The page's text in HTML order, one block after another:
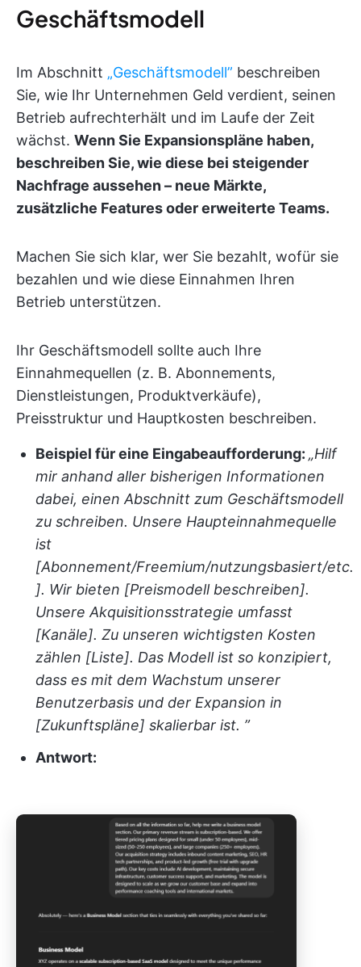
Geschäftsmodell
Im Abschnitt „Geschäftsmodell” beschreiben
Sie, wie Ihr Unternehmen Geld verdient, seinen
Betrieb aufrechterhält und im Laufe der Zeit
wächst. Wenn Sie Expansionspläne haben,
beschreiben Sie, wie diese bei steigender
Nachfrage aussehen – neue Märkte,
zusätzliche Features oder erweiterte Teams.
Machen Sie sich klar, wer Sie bezahlt, wofür sie
bezahlen und wie diese Einnahmen Ihren
Betrieb unterstützen.
Ihr Geschäftsmodell sollte auch Ihre
Einnahmequellen (z. B. Abonnements,
Dienstleistungen, Produktverkäufe),
Preisstruktur und Hauptkosten beschreiben.
Beispiel für eine Eingabeaufforderung: „Hilf
mir anhand aller bisherigen Informationen
dabei, einen Abschnitt zum Geschäftsmodell
zu schreiben. Unsere Haupteinnahmequelle
ist
[Abonnement/Freemium/nutzungsbasiert/etc.
]. Wir bieten [Preismodell beschreiben].
Unsere Akquisitionsstrategie umfasst
[Kanäle]. Zu unseren wichtigsten Kosten
zählen [Liste]. Das Modell ist so konzipiert,
dass es mit dem Wachstum unserer
Benutzerbasis und der Expansion in
[Zukunftspläne] skalierbar ist. ”
Antwort: